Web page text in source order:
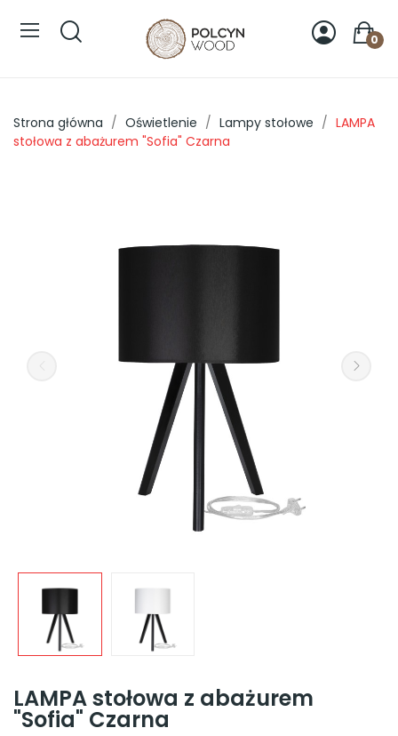
0
Strona główna Oświetlenie Lampy stołowe
LAMPA
stołowa z abażurem "Sofia" Czarna
LAMPA stołowa z abażurem
"Sofia" Czarna